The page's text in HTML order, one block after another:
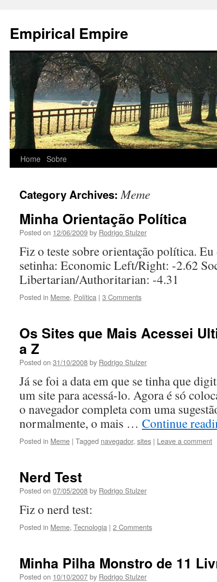
Empirical Empire
Skip
content
Home Sobre
Category Archives:Meme
Minha Orientação Política
Posted on 12/06/2009by Rodrigo Stulzer
Fiz o teste sobre orientação política.
setinha: Economic Left/Right: -2.62
Libertarian/Authoritarian: -4.31
Posted in Meme, Política | 3 Comments
Os Sites que Mais Acessei
a Z
Posted on 31/10/2008by Rodrigo Stulzer
Já se foi a data em que se tinha que
um site para acessá-lo. Agora é só
o navegador completa com uma
normalmente, o mais … Continue
Posted in Meme | Tagged navegador, sites | Leave a comment
Nerd Test
Posted on 07/05/2008by Rodrigo Stulzer
Fiz o nerd test:
Posted in Meme, Tecnologia | 2 Comments
Minha Pilha Monstro de 11
Posted on 10/10/2007by Rodrigo Stulzer